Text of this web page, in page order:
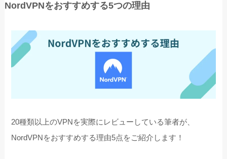
NordVPNをおすすめする5つの理由
20種類以上のVPNを実際にレビューしている筆者が、
NordVPNをおすすめする理由5点をご紹介します！